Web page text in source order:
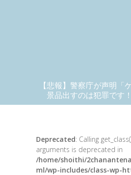
【悲報】警察庁が声明「
景品出すのは犯罪です
Deprecated: Calling
arguments is deprecated in
/home/shoithi/
ml/wp-includes/class-wp-